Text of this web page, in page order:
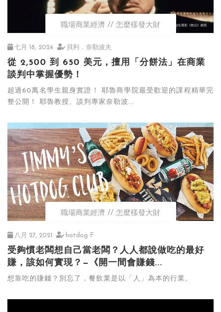
職場商業經濟 怎麼樣發大財
七月 18, 2024 貝利．奈勒波夫
從 2,500 到 650 美元，擅用「分餅法」在商業
談判中掌握優勢！
超過60萬名學生親身實證！ 耶魯商學院最受歡迎的課程精華完
整公開！ 耶魯教授、談判專家奈勒波...
職場商業經濟 怎麼樣發大財
八月 27, 2021 hotdog F
受夠慣老闆想自己當老闆？人人都說做吃的最好
賺，該如何實現？—《開一間會賺錢...
想靠吃的賺錢？別忘了，餐飲業是以「人」為本的行業。